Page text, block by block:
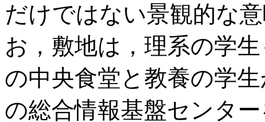
だけではない景観的な
お，敷地は，理系の学
の中央食堂と教養の学
の総合情報基盤センタ